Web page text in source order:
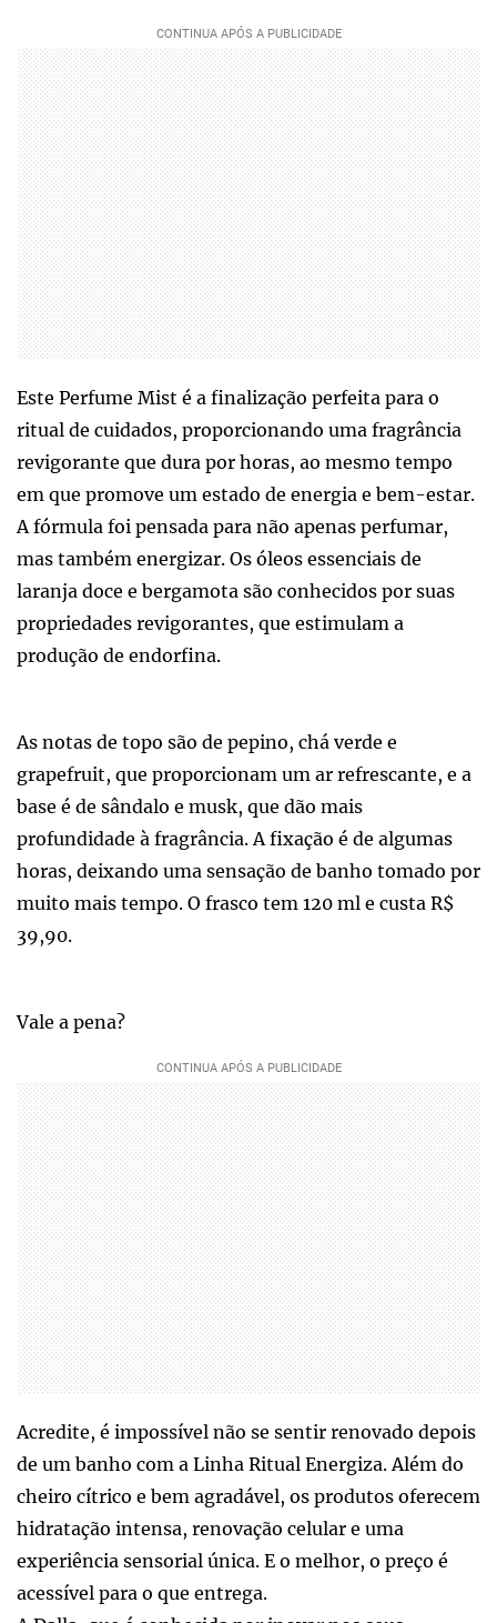
Este Perfume Mist é a finalização perfeita para o
ritual de cuidados, proporcionando uma fragrância
revigorante que dura por horas, ao mesmo tempo
em que promove um estado de energia e bem-estar.
A fórmula foi pensada para não apenas perfumar,
mas também energizar. Os óleos essenciais de
laranja doce e bergamota são conhecidos por suas
propriedades revigorantes, que estimulam a
produção de endorfina.
As notas de topo são de pepino, chá verde e
grapefruit, que proporcionam um ar refrescante, e a
base é de sândalo e musk, que dão mais
profundidade à fragrância. A fixação é de algumas
horas, deixando uma sensação de banho tomado por
muito mais tempo. O frasco tem 120 ml e custa R$
39,90.
Vale a pena?
Acredite, é impossível não se sentir renovado depois
de um banho com a Linha Ritual Energiza. Além do
cheiro cítrico e bem agradável, os produtos oferecem
hidratação intensa, renovação celular e uma
experiência sensorial única. E o melhor, o preço é
acessível para o que entrega.